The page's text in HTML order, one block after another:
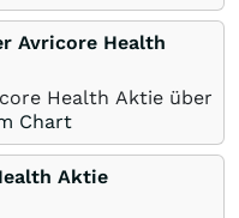
Avricore Health
Health Aktie über
Chart
Aktie